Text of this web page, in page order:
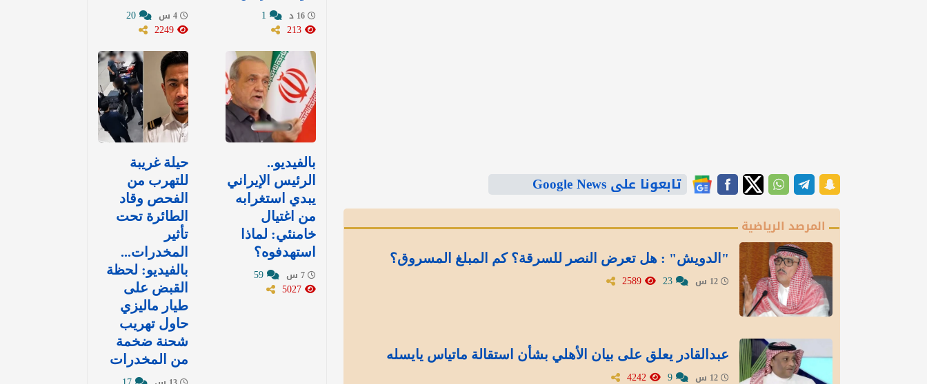
تابعونا على Google News
المرصد الرياضية
"الدويش" : هل تعرض النصر للسرقة؟ كم المبلغ المسروق؟
عبدالقادر يعلق على بيان الأهلي بشأن استقالة ماتياس يايسله
بالفيديو..
الرئيس الإيراني
يبدي استغرابه
من اغتيال
خامنئي: لماذا
استهدفوه؟
حيلة غريبة
للتهرب من
الفحص وقاد
الطائرة تحت
تأثير
المخدرات...
بالفيديو: لحظة
القبض على
طيار ماليزي
حاول تهريب
شحنة ضخمة
من المخدرات